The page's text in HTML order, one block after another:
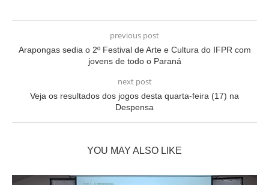
previous post
Arapongas sedia o 2º Festival de Arte e Cultura do IFPR com
jovens de todo o Paraná
next post
Veja os resultados dos jogos desta quarta-feira (17) na
Despensa
YOU MAY ALSO LIKE